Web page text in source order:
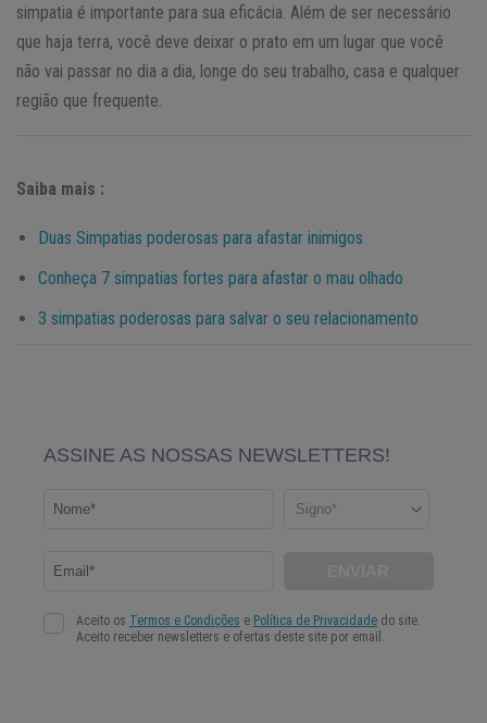
simpatia é importante para sua eficácia. Além de ser necessário
que haja terra, você deve deixar o prato em um lugar que você
não vai passar no dia a dia, longe do seu trabalho, casa e qualquer
região que frequente.
Saiba mais :
Duas Simpatias poderosas para afastar inimigos
Conheça 7 simpatias fortes para afastar o mau olhado
3 simpatias poderosas para salvar o seu relacionamento